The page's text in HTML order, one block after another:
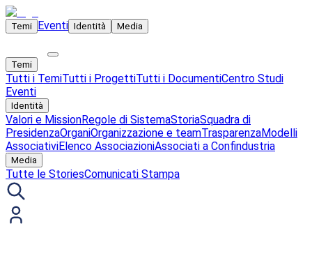
Temi Eventi Identità Media
Temi
Tutti i TemiTutti i ProgettiTutti i DocumentiCentro Studi
Eventi
Identità
Valori e MissionRegole di SistemaStoriaSquadra di
PresidenzaOrganiOrganizzazione e teamTrasparenzaModelli
AssociativiElenco AssociazioniAssociati a Confindustria
Media
Tutte le StoriesComunicati Stampa